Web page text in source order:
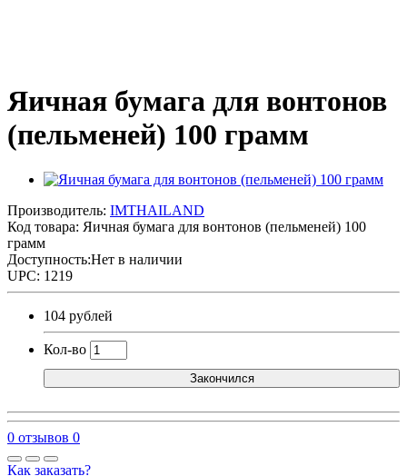
Яичная бумага для вонтонов
(пельменей) 100 грамм
Производитель: IMTHAILAND
Код товара: Яичная бумага для вонтонов (пельменей) 100
грамм
Доступность:Нет в наличии
UPC: 1219
104 рублей
Кол-во
Закончился
0 отзывов 0
Как заказать?